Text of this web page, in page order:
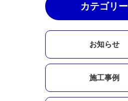
カテゴリー
お知らせ
施工事例